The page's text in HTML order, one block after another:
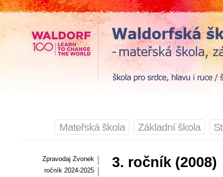
Mateřská škola Základní škola
Zpravodaj Zvonek
ročník 2024-2025
3. ročník (2008)